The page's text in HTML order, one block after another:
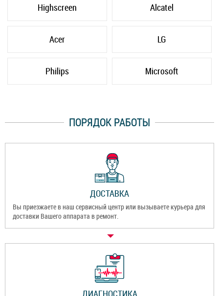
Highscreen Alcatel
Acer LG
Philips Microsoft
ПОРЯДОК РАБОТЫ
ДОСТАВКА
Вы приезжаете в наш сервисный центр или вызываете курьера для
доставки Вашего аппарата в ремонт.
ДИАГНОСТИКА